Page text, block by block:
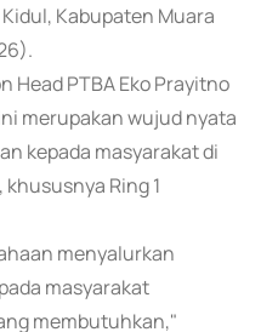
Kabupaten Muara
Head PTBA Eko Prayitno
merupakan wujud nyata
kepada masyarakat di
Ring 1
menyalurkan
masyarakat
membutuhkan,"